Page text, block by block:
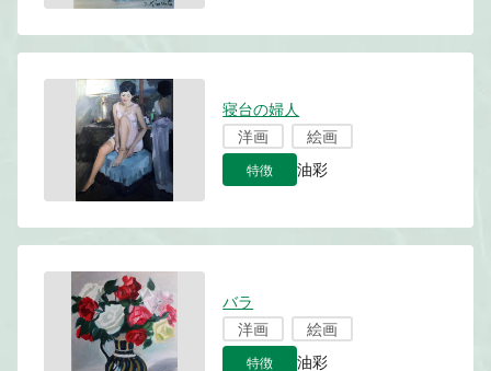
寝台の婦人
洋画
絵画
特徴 油彩
バラ
洋画
絵画
特徴 油彩